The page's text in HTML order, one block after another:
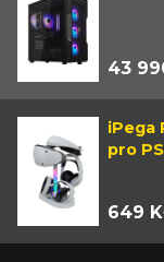
43
iPega
pro
649